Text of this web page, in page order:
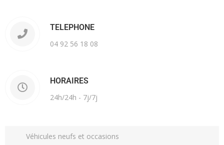
TELEPHONE
04 92 56 18 08
HORAIRES
24h/24h - 7j/7j
Véhicules neufs et occasions